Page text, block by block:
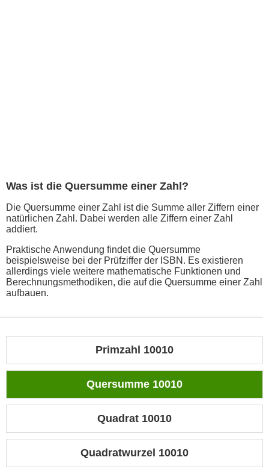
Was ist die Quersumme einer Zahl?
Die Quersumme einer Zahl ist die Summe aller Ziffern einer
natürlichen Zahl. Dabei werden alle Ziffern einer Zahl
addiert.
Praktische Anwendung findet die Quersumme
beispielsweise bei der Prüfziffer der ISBN. Es existieren
allerdings viele weitere mathematische Funktionen und
Berechnungsmethodiken, die auf die Quersumme einer Zahl
aufbauen.
Primzahl 10010
Quersumme 10010
Quadrat 10010
Quadratwurzel 10010